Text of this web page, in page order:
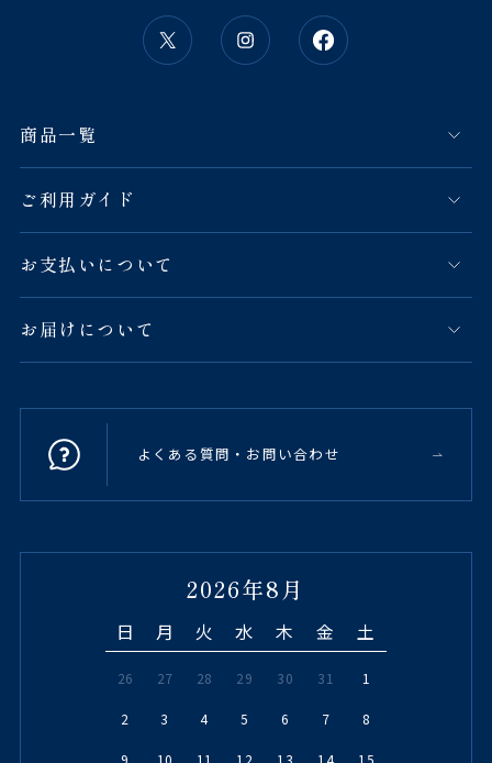
商品一覧
ご利用ガイド
お支払いについて
お届けについて
よくある質問・お問い合わせ
2026年8月
日 月 火 水 木 金 土
26 27 28 29 30 31 1
2 3 4 5 6 7 8
9 10 11 12 13 14 15